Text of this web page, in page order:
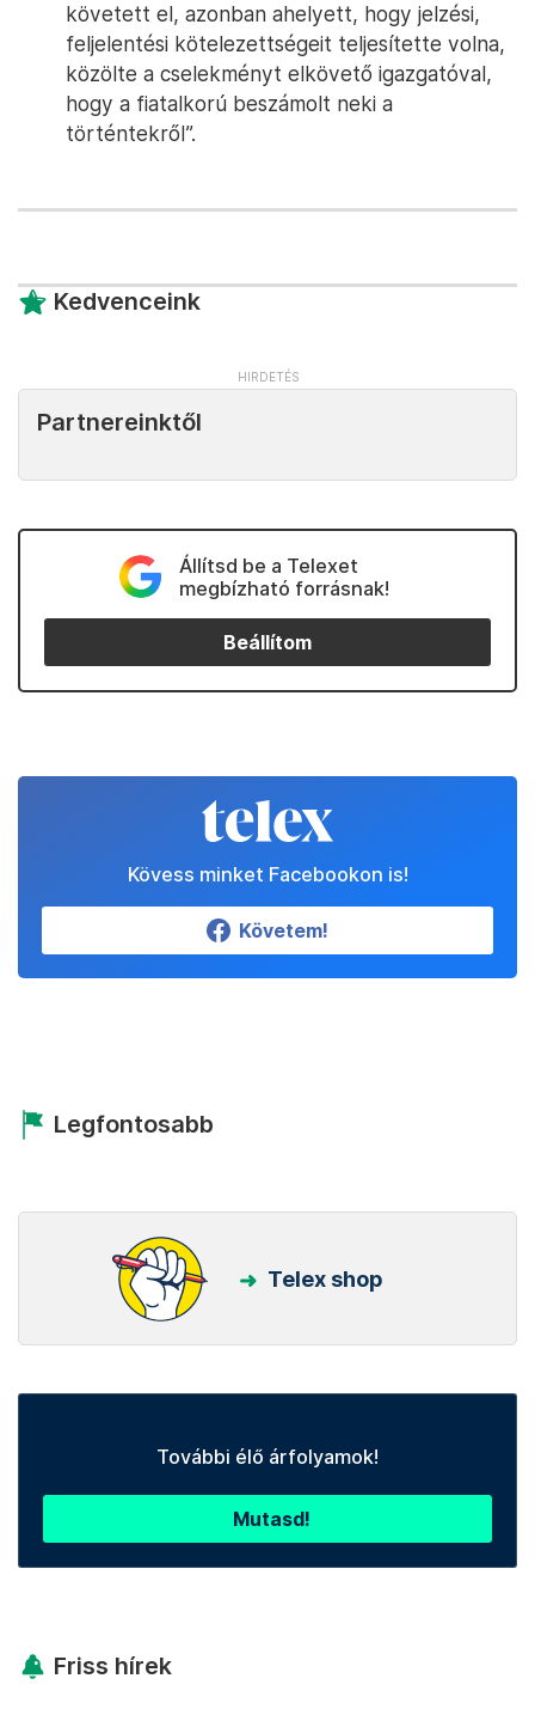
követett el, azonban ahelyett, hogy jelzési,
feljelentési kötelezettségeit teljesítette volna,
közölte a cselekményt elkövető igazgatóval,
hogy a fiatalkorú beszámolt neki a
történtekről”.
Kedvenceink
Partnereinktől
Állítsd be a Telexet
megbízható forrásnak!
Beállítom
Kövess minket Facebookon is!
Követem!
Legfontosabb
Telex shop
További élő árfolyamok!
Mutasd!
Friss hírek